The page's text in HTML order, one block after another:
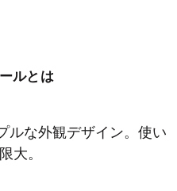
ルとは
ルな外観デザイン。使い
大。